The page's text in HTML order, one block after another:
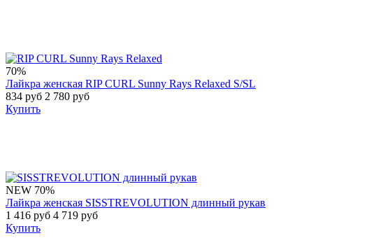
70%
Лайкра женская RIP CURL Sunny Rays Relaxed S/SL
834 руб 2 780 руб
Купить
NEW 70%
Лайкра женская SISSTREVOLUTION длинный рукав
1 416 руб 4 719 руб
Купить